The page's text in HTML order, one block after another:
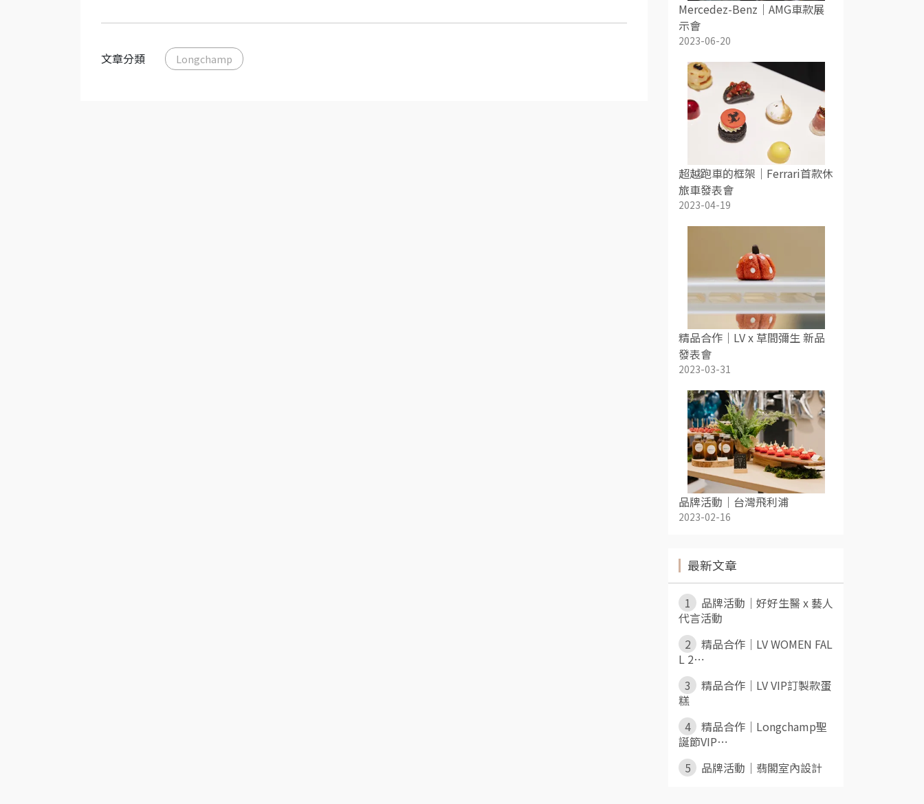
文章分類 Longchamp
Mercedez-Benz｜AMG車款展
示會
2023-06-20
超越跑車的框架｜Ferrari首款休
旅車發表會
2023-04-19
精品合作｜LV x 草間彌生 新品
發表會
2023-03-31
品牌活動｜台灣飛利浦
2023-02-16
最新文章
1
品牌活動｜好好生醫 x 藝人
代言活動
2
精品合作｜LV WOMEN FAL
L 2⋯
3
精品合作｜LV VIP訂製款蛋
糕
4
精品合作｜Longchamp聖
誕節VIP⋯
5
品牌活動｜翡閣室內設計